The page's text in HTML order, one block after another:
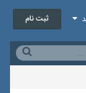
ثبت نام